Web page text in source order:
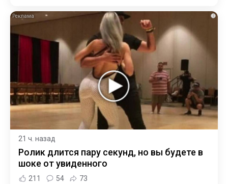
i
21 ч. назад
Ролик длится пару секунд, но вы будете в
шоке от увиденного
211 54 73